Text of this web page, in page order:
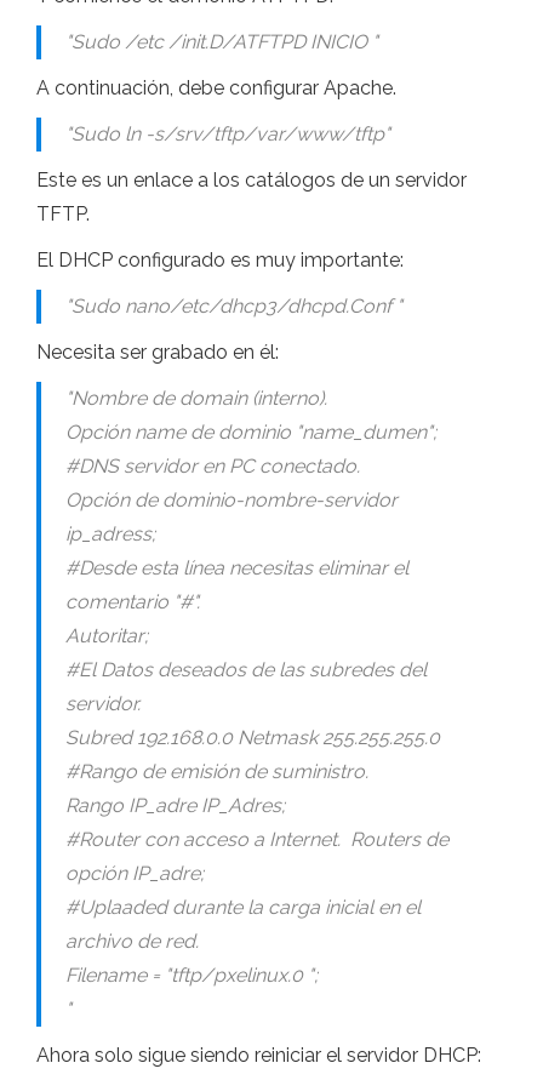
"Sudo /etc /init.D/ATFTPD INICIO "
A continuación, debe configurar Apache.
"Sudo ln -s/srv/tftp/var/www/tftp"
Este es un enlace a los catálogos de un servidor
TFTP.
El DHCP configurado es muy importante:
"Sudo nano/etc/dhcp3/dhcpd.Conf "
Necesita ser grabado en él:
"Nombre de domain (interno).
Opción name de dominio "name_dumen";
#DNS servidor en PC conectado.
Opción de dominio-nombre-servidor
ip_adress;
#Desde esta línea necesitas eliminar el
comentario "#".
Autoritar;
#El Datos deseados de las subredes del
servidor.
Subred 192.168.0.0 Netmask 255.255.255.0
#Rango de emisión de suministro.
Rango IP_adre IP_Adres;
#Router con acceso a Internet. Routers de
opción IP_adre;
#Uplaaded durante la carga inicial en el
archivo de red.
Filename = "tftp/pxelinux.0 ";
"
Ahora solo sigue siendo reiniciar el servidor DHCP: